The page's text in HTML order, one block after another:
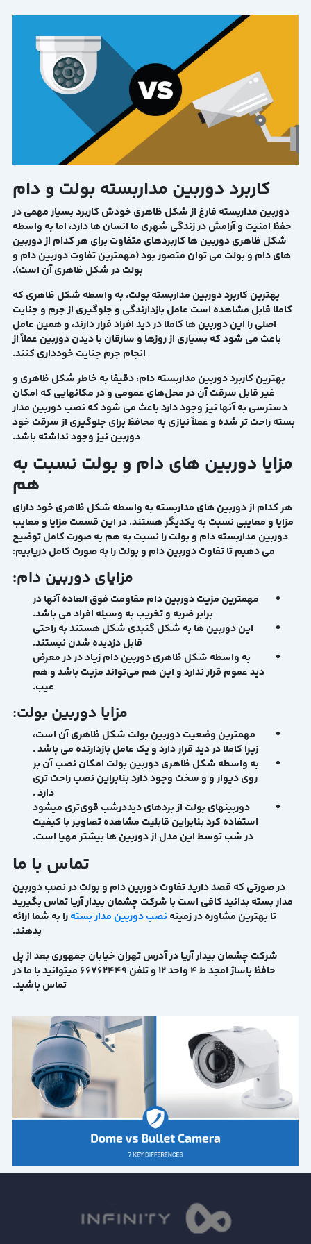
کاربرد دوربین مداربسته بولت و دام
دوربین مداربسته فارغ از شکل ظاهری خودش کاربرد بسیار مهمی در
حفظ امنیت و آرامش در زندگی شهری ما انسان ها دارد، اما به واسطه
شکل ظاهری دوربین ها کاربردهای متفاوت برای هر کدام از دوربین
های دام و بولت می توان متصور بود (مهمترین تفاوت دوربین دام و
بولت در شکل ظاهری آن است).
بهترین کاربرد دوربین مداربسته بولت، به واسطه شکل ظاهری که
کاملا قابل مشاهده است عامل بازدارندگی و جلوگیری از جرم و جنایت
اصلی را این دوربین ها کاملا در دید افراد قرار دارند، و همین عامل
باعث می شود که بسیاری از روزها و سارقان با دیدن دوربین عملاً از
انجام جرم جنایت خودداری کنند.
بهترین کاربرد دوربین مداربسته دام، دقیقا به خاطر شکل ظاهری و
غیر قابل سرقت آن در محل‌های عمومی و در مکانهایی که امکان
دسترسی به آنها نیز وجود دارد باعث می شود که نصب دوربین مدار
بسته راحت تر شده و عملاً نیازی به محافظ برای جلوگیری از سرقت خود
دوربین نیز وجود نداشته باشد.
مزایا دوربین های دام و بولت نسبت به
هم
هر کدام از دوربین های مداربسته به واسطه شکل ظاهری خود دارای
مزایا و معایبی نسبت به یکدیگر هستند. در این قسمت مزایا و معایب
دوربین مداربسته دام و بولت را نسبت به هم به صورت کامل توضیح
می دهیم تا تفاوت دوربین دام و بولت را به صورت کامل دریابیم:
مزایای دوربین دام:
مهمترین مزیت دوربین دام مقاومت فوق العاده آنها در
برابر ضربه و تخریب به وسیله افراد می باشد.
این دوربین ها به شکل گنبدی شکل هستند به راحتی
قابل دزدیده شدن نیستند.
به واسطه شکل ظاهری دوربین دام زیاد در در معرض
دید عموم قرار ندارد و این هم می‌تواند مزیت باشد و هم
عیب.
مزایا دوربین بولت:
مهمترین وضعیت دوربین بولت شکل ظاهری آن است،
زیرا کاملا در دید قرار دارد و یک عامل بازدارنده می باشد .
به واسطه شکل ظاهری دوربین بولت امکان نصب آن بر
روی دیوار و و سخت وجود دارد بنابراین نصب راحت تری
دارد .
دوربینهای بولت از بردهای دیددرشب قوی‌تری میشود
استفاده کرد بنابراین قابلیت مشاهده تصاویر با کیفیت
در شب توسط این مدل از دوربین ها بیشتر مهیا است.
تماس با ما
در صورتی که قصد دارید تفاوت دوربین دام و بولت در نصب دوربین
مدار بسته بدانید کافی است با شرکت چشمان بیدار آریا تماس بگیرید
تا بهترین مشاوره در زمینه نصب دوربین مدار بستهرا به شما ارائه
بدهند.
شرکت چشمان بیدار آریا در آدرس تهران خیابان جمهوری بعد از پل
حافظ پاساژ امجد ط 4 واحد 12 و تلفن 66762449 میتوانید با ما در
تماس باشید.